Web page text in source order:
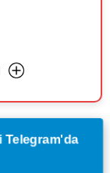
Telegram'da